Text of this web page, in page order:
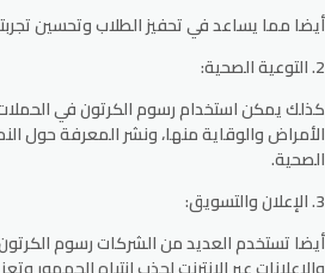
أيضا مما يساعد في تحفيز الطلاب وتحسين
2. التوعية الصحية:
كذلك يمكن استخدام رسوم الكرتون في
الأمراض والوقاية منها، ونشر المعرفة حول
الصحية.
3. الإعلان والتسويق:
أيضا تستخدم العديد من الشركات رسوم الكرتون